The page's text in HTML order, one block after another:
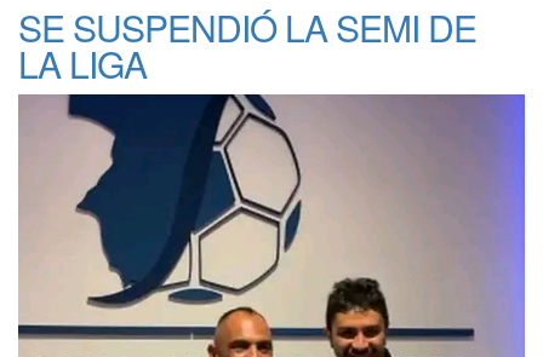
SE SUSPENDIÓ LA SEMI DE
LA LIGA